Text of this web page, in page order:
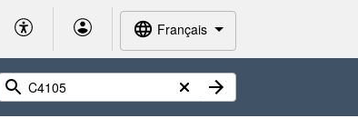
Français